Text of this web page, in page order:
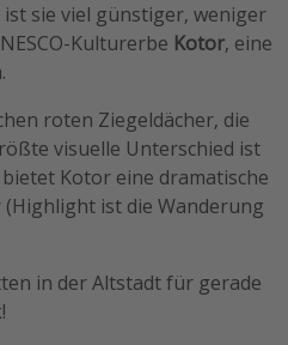
sie viel günstiger, weniger
Kulturerbe Kotor, eine
roten Ziegeldächer, die
visuelle Unterschied ist
Kotor eine dramatische
ist die Wanderung
in der Altstadt für gerade